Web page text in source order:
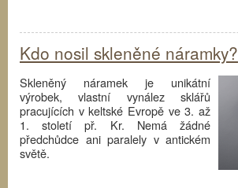
Kdo nosil skleněné náramky?
Skleněný náramek je unikátní
výrobek, vlastní vynález sklářů
pracujících v keltské Evropě ve 3. až
1. století př. Kr. Nemá žádné
předchůdce ani paralely v antickém
světě.